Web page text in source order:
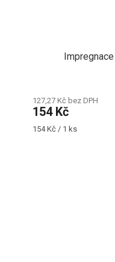
127,27 Kč bez DPH
154 Kč
Měrná
154 Kč / 1 ks